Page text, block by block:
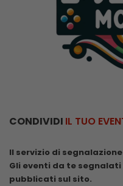
CONDIVIDI IL TUO
Il servizio di
Gli eventi da te
pubblicati sul sito.